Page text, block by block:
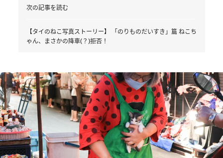
次の記事を読む
【タイのねこ写真ストーリー】 「のりものだいすき」篇 ねこち
ゃん、まさかの降車(？)拒否！